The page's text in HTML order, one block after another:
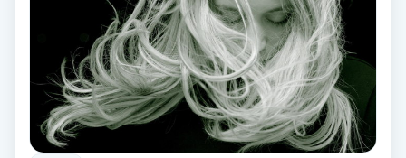
Käkledsbehandling
Kärlbehandling